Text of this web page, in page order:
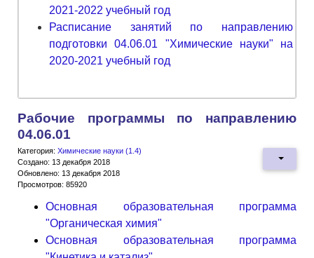
2021-2022 учебный год
Расписание занятий по направлению
подготовки 04.06.01 "Химические науки" на
2020-2021 учебный год
Рабочие программы по направлению
04.06.01
Категория: Химические науки (1.4)
Создано: 13 декабря 2018
Обновлено: 13 декабря 2018
Просмотров: 85920
Основная образовательная программа
"Органическая химия"
Основная образовательная программа